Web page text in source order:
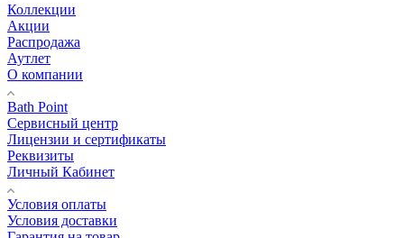
Коллекции
Акции
Распродажа
Аутлет
О компании
Bath Point
Сервисный центр
Лицензии и сертификаты
Реквизиты
Личный Кабинет
Условия оплаты
Условия доставки